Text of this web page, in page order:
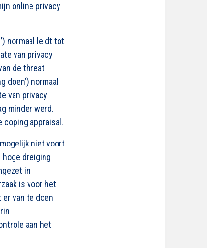
online privacy
normaal leidt tot
van privacy
de threat
doen’) normaal
van privacy
minder werd.
coping appraisal.
niet voort
hoge dreiging
in
is voor het
van te doen
aan het